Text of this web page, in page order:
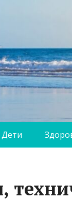
Дети